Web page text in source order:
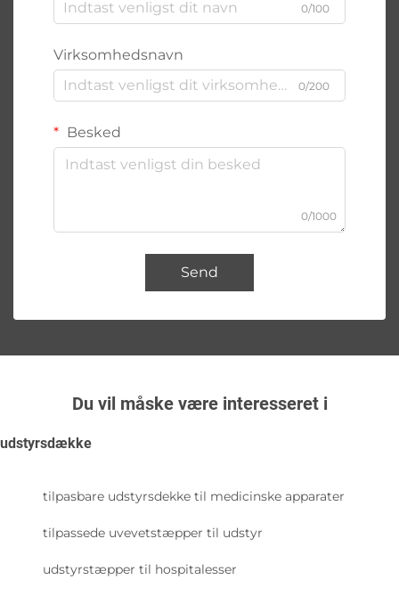
0/100
Virksomhedsnavn
0/200
Besked
0/1000
Send
Du vil måske være interesseret i
udstyrsdække
tilpasbare udstyrsdekke til medicinske apparater
tilpassede uvevetstæpper til udstyr
udstyrstæpper til hospitalesser